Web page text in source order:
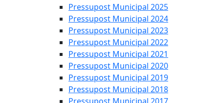
Pressupost Municipal 2025
Pressupost Municipal 2024
Pressupost Municipal 2023
Pressupost Municipal 2022
Pressupost Municipal 2021
Pressupost Municipal 2020
Pressupost Municipal 2019
Pressupost Municipal 2018